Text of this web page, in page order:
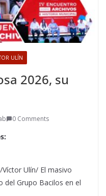
ULÍN
2026, su
0 Comments
Ulín/ El masivo
del Grupo Bacilos en el